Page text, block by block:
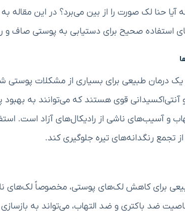
آیا حنا لک صورت را از بین می‌برد؟ در این مقاله
استفاده صحیح برای دستیابی به پوستی صاف و
یک درمان طبیعی برای بسیاری از مشکلات
آنتی‌اکسیدانی قوی هستند که می‌توانند به
و آسیب‌های ناشی از رادیکال‌های آزاد است.
تجمع رنگدانه‌های تیره جلوگیری کند.
طبیعی برای کاهش لک‌های پوستی، مخصوصاً لک‌های
ضد باکتری و ضد التهاب، می‌تواند به